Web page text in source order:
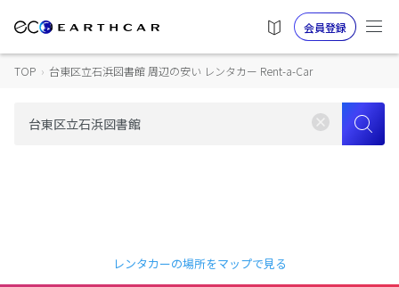
会員登録
TOP › 台東区立石浜図書館 周辺の安い レンタカー Rent-a-Car
レンタカーの場所をマップで見る